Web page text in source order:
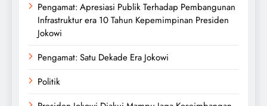
Pengamat: Apresiasi Publik Terhadap Pembangunan
Infrastruktur era 10 Tahun Kepemimpinan Presiden
Jokowi
Pengamat: Satu Dekade Era Jokowi
Politik